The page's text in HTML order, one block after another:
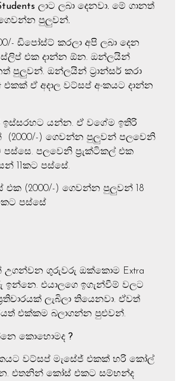
ලාට ලබා දෙනවා. මේ ගානත්
පුලුවන්.
ඩිපෝස්ට් කරලා අපි ලබා දෙන
ස්ලිප් එක දාන්න ඕන. ඔන්ලයින්
පුලුවන්. ඔන්ලයින් ට්‍රාන්සර් කරා
එකක් ඒ අදාල වට්සප් අංකයට දාන්න
යන්න. ඒ වගේම ඉතිරි
(2000/-) ගෙවන්න පුලුවන් පලවෙනි
පස්සෙ. පලවෙනි ප්‍රැක්ටිකල් එක
11කට පස්සේ.
එක (2000/-) ගෙවන්න පුලුවන් 18
පස්සේ
ගුරුවරු ඔක්කොම Extra
ඉන්නෙ. එයාලගෙ ඉගැන්වීම් වලට
ලැබිලා තියෙනවා. ඒවත්
එක්කම බලාගන්න පුළුවන්.
කොහොමද ?
වට්සප් මැසේජ් එකක් හරි කෝල්
එතනින් කෝස් එකට සම්භන්ද